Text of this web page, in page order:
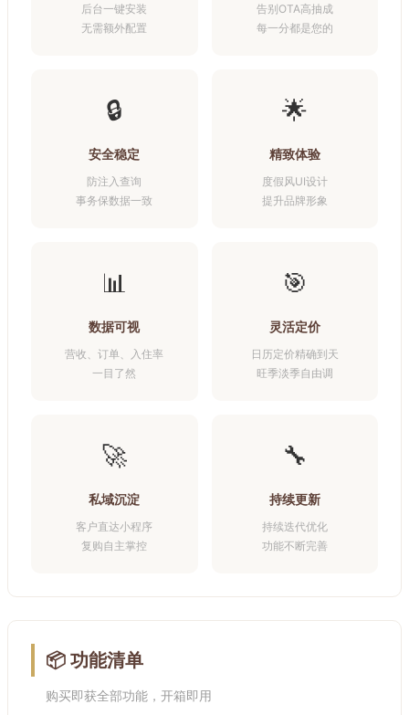
后台一键安装
无需额外配置
告别OTA高抽成
每一分都是您的
🔒
安全稳定
防注入查询
事务保数据一致
🌟
精致体验
度假风UI设计
提升品牌形象
📊
数据可视
营收、订单、入住率
一目了然
🎯
灵活定价
日历定价精确到天
旺季淡季自由调
🚀
私域沉淀
客户直达小程序
复购自主掌控
🔧
持续更新
持续迭代优化
功能不断完善
📦 功能清单
购买即获全部功能，开箱即用